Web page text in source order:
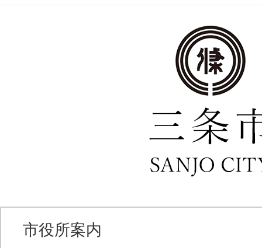
市役所案内